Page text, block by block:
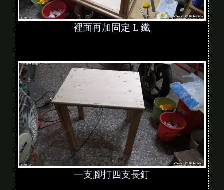
裡面再加固定 L 鐵
一支腳打四支長釘